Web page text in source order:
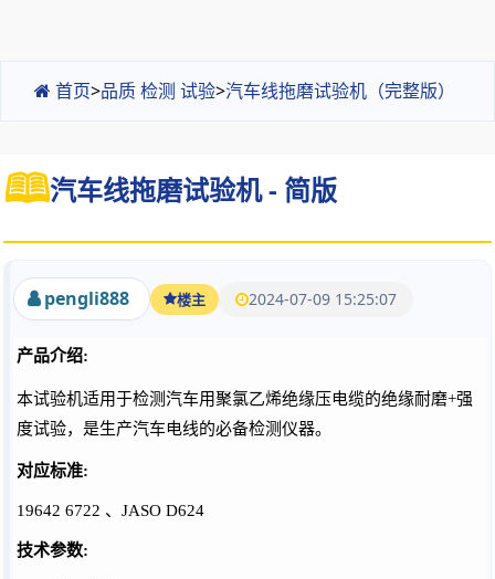
首页>品质 检测 试验>汽车线拖磨试验机（完整版）
汽车线拖磨试验机 - 简版
pengli888 楼主 2024-07-09 15:25:07
产品介绍:
本试验机适用于检测汽车用聚氯乙烯绝缘压电缆的绝缘耐磨+强
度试验，是生产汽车电线的必备检测仪器。
对应标准:
19642 6722 、JASO D624
技术参数: